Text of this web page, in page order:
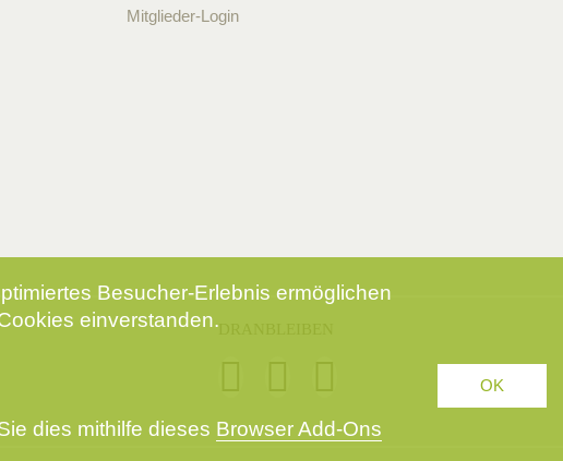
Mitglieder-Login
Besucher-Erlebnis ermöglichen
einverstanden.
dies mithilfe dieses Browser Add-Ons
OK